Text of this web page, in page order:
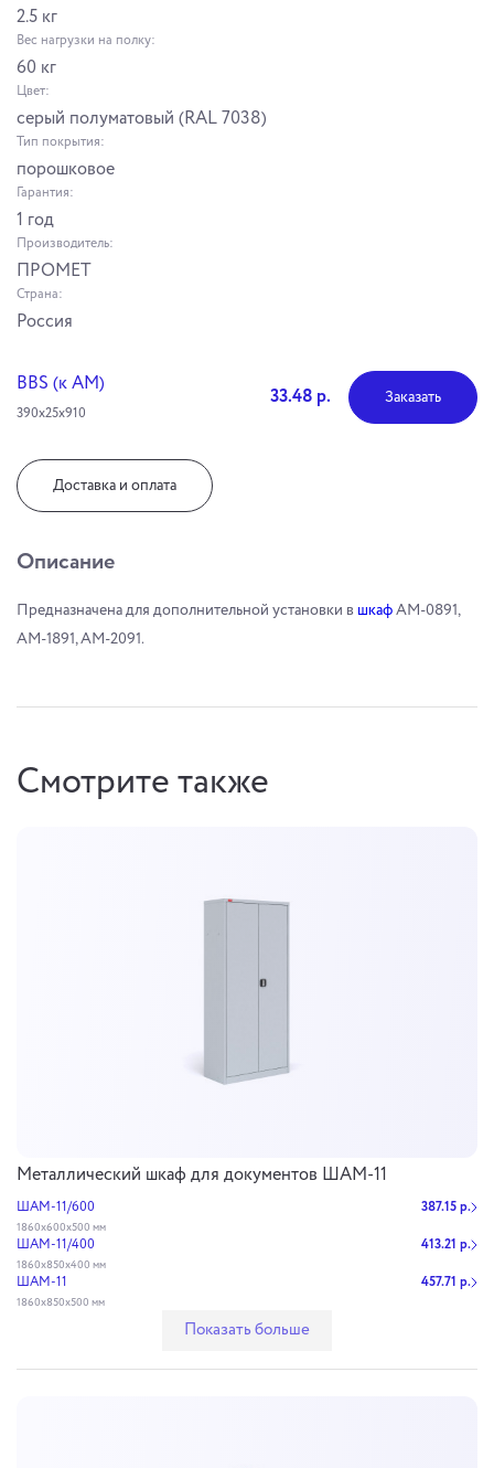
2.5 кг
Вес нагрузки на полку:
60 кг
Цвет:
серый полуматовый (RAL 7038)
Тип покрытия:
порошковое
Гарантия:
1 год
Производитель:
ПРОМЕТ
Страна:
Россия
BBS (к АМ)
390x25x910
33.48 р. Заказать
Доставка и оплата
Описание
Предназначена для дополнительной установки в шкафАМ-0891,
АМ-1891, АМ-2091.
Смотрите также
Металлический шкаф для документов ШАМ-11
ШАМ-11/600 387.15 р.
1860x600x500 мм
ШАМ-11/400 413.21 р.
1860х850х400 мм
ШАМ-11 457.71 р.
1860х850х500 мм
Показать больше